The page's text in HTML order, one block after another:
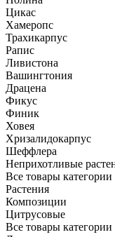
Цикас
Хамеропс
Трахикарпус
Рапис
Ливистона
Вашингтония
Драцена
Фикус
Финик
Ховея
Хризалидокарпус
Шеффлера
Неприхотливые
Все товары категории
Растения
Композиции
Цитрусовые
Все товары категории